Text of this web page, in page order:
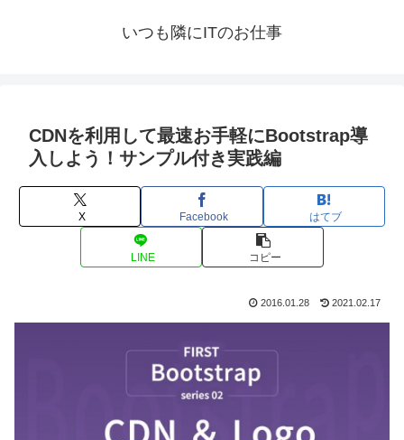
いつも隣にITのお仕事
CDNを利用して最速お手軽にBootstrap導
入しよう！サンプル付き実践編
X Facebook はてブ
LINE コピー
2016.01.28 2021.02.17